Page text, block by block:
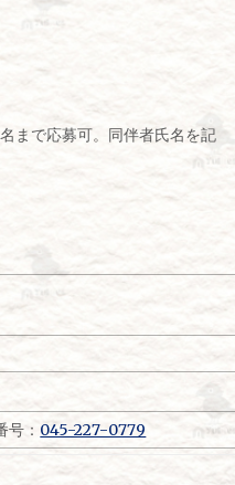
まで応募可。同伴者氏名を記
： 045-227-0779